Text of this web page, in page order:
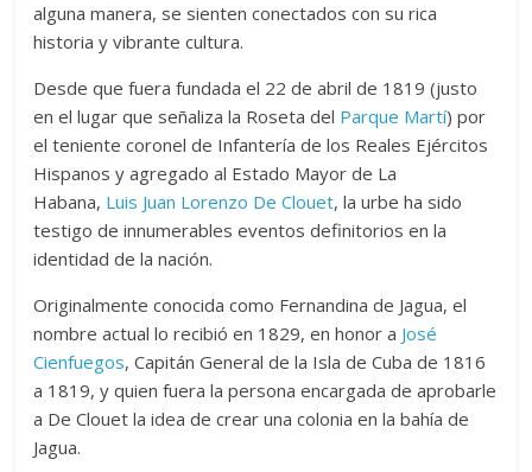
alguna manera, se sienten conectados con su rica
historia y vibrante cultura.
Desde que fuera fundada el 22 de abril de 1819 (justo
en el lugar que señaliza la Roseta del Parque Martí) por
el teniente coronel de Infantería de los Reales Ejércitos
Hispanos y agregado al Estado Mayor de La
Habana, Luis Juan Lorenzo De Clouet, la urbe ha sido
testigo de innumerables eventos definitorios en la
identidad de la nación.
Originalmente conocida como Fernandina de Jagua, el
nombre actual lo recibió en 1829, en honor a José
Cienfuegos, Capitán General de la Isla de Cuba de 1816
a 1819, y quien fuera la persona encargada de aprobarle
a De Clouet la idea de crear una colonia en la bahía de
Jagua.